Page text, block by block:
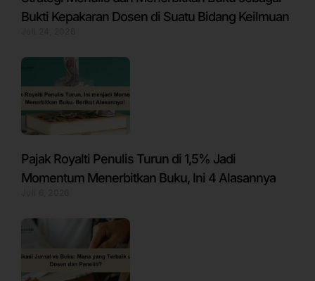
Bukti Kepakaran Dosen di Suatu Bidang Keilmuan
Pajak Royalti Penulis Turun di 1,5% Jadi
Momentum Menerbitkan Buku, Ini 4 Alasannya